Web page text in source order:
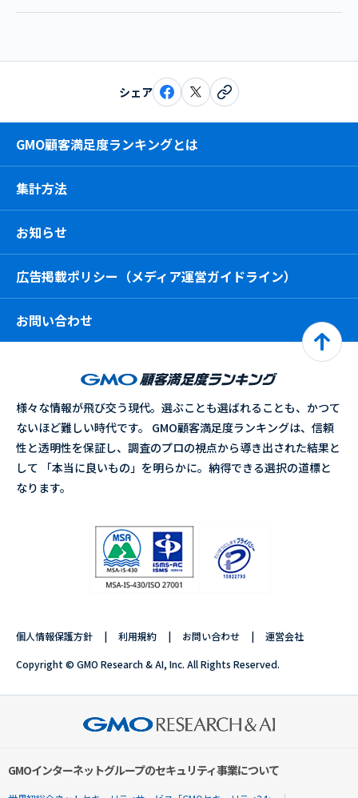
シェア
GMO顧客満足度ランキングとは
集計方法
お知らせ
広告掲載ポリシー（メディア運営ガイドライン）
お問い合わせ
様々な情報が飛び交う現代。選ぶことも選ばれることも、かつて
ないほど難しい時代です。 GMO顧客満足度ランキングは、信頼
性と透明性を保証し、調査のプロの視点から導き出された結果と
して 「本当に良いもの」を明らかに。納得できる選択の道標と
なります。
個人情報保護方針 利用規約 お問い合わせ 運営会社
Copyright © GMO Research & AI, Inc. All Rights Reserved.
GMOインターネットグループのセキュリティ事業について